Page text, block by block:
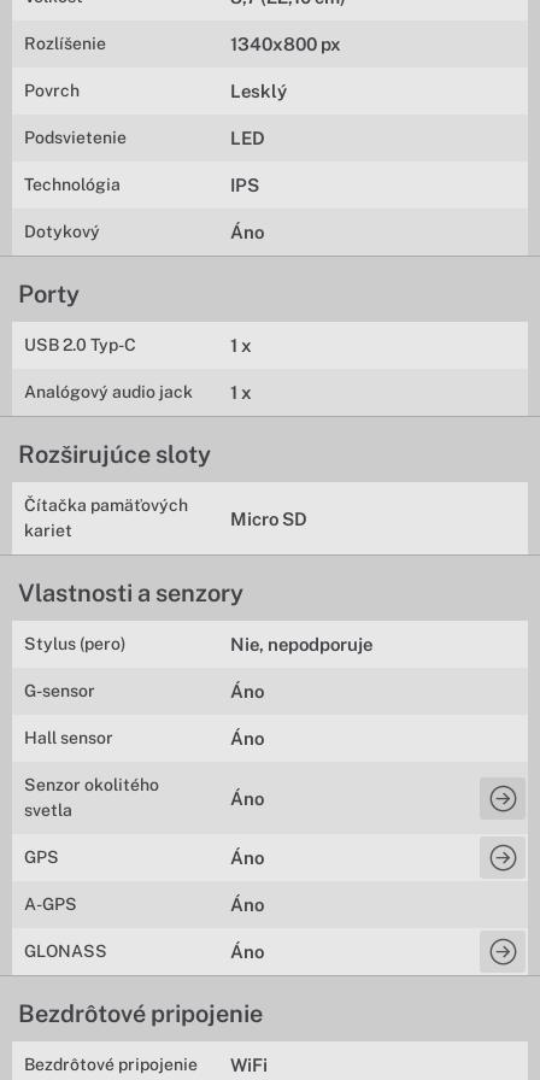
Rozlíšenie 1340x800 px
Povrch Lesklý
Podsvietenie LED
Technológia IPS
Dotykový Áno
Porty
USB 2.0 Typ-C 1 x
Analógový audio jack 1 x
Rozširujúce sloty
Čítačka pamäťových
kariet
Micro SD
Vlastnosti a senzory
Stylus (pero) Nie, nepodporuje
G-sensor Áno
Hall sensor Áno
Senzor okolitého
svetla
Áno
GPS Áno
A-GPS Áno
GLONASS Áno
Bezdrôtové pripojenie
Bezdrôtové pripojenie WiFi